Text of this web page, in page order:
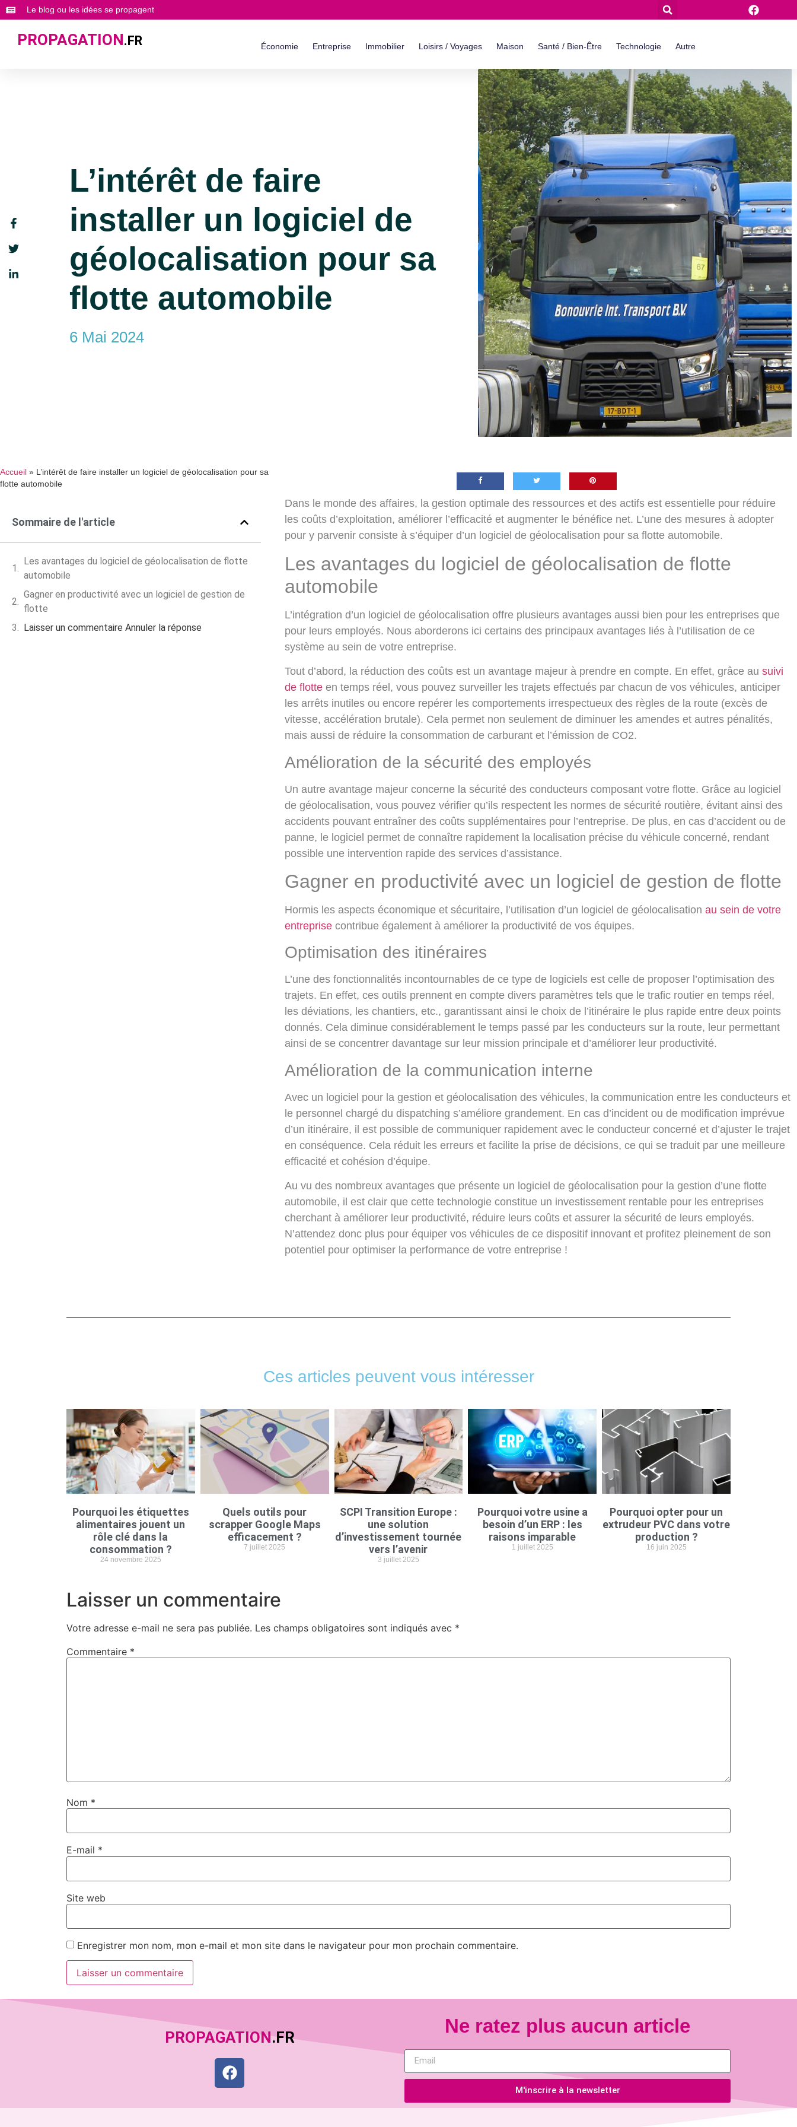
Le blog ou les idées se propagent
PROPAGATION.FR Économie Entreprise Immobilier Loisirs / Voyages Maison Santé / Bien-Être Technologie Autre
L’intérêt de faire
installer un logiciel de
géolocalisation pour sa
flotte automobile
6 Mai 2024
Accueil » L’intérêt de faire installer un logiciel de géolocalisation pour sa
flotte automobile
Sommaire de l'article
Les avantages du logiciel de géolocalisation de flotte
automobile
Gagner en productivité avec un logiciel de gestion de
flotte
Laisser un commentaire Annuler la réponse
Dans le monde des affaires, la gestion optimale des ressources et des actifs est essentielle pour réduire
les coûts d’exploitation, améliorer l’efficacité et augmenter le bénéfice net. L’une des mesures à adopter
pour y parvenir consiste à s’équiper d’un logiciel de géolocalisation pour sa flotte automobile.
Les avantages du logiciel de géolocalisation de flotte
automobile
L’intégration d’un logiciel de géolocalisation offre plusieurs avantages aussi bien pour les entreprises que
pour leurs employés. Nous aborderons ici certains des principaux avantages liés à l’utilisation de ce
système au sein de votre entreprise.
Tout d’abord, la réduction des coûts est un avantage majeur à prendre en compte. En effet, grâce ausuivi
de flotte en temps réel, vous pouvez surveiller les trajets effectués par chacun de vos véhicules, anticiper
les arrêts inutiles ou encore repérer les comportements irrespectueux des règles de la route (excès de
vitesse, accélération brutale). Cela permet non seulement de diminuer les amendes et autres pénalités,
mais aussi de réduire la consommation de carburant et l’émission de CO2.
Amélioration de la sécurité des employés
Un autre avantage majeur concerne la sécurité des conducteurs composant votre flotte. Grâce au logiciel
de géolocalisation, vous pouvez vérifier qu’ils respectent les normes de sécurité routière, évitant ainsi des
accidents pouvant entraîner des coûts supplémentaires pour l’entreprise. De plus, en cas d’accident ou de
panne, le logiciel permet de connaître rapidement la localisation précise du véhicule concerné, rendant
possible une intervention rapide des services d’assistance.
Gagner en productivité avec un logiciel de gestion de flotte
Hormis les aspects économique et sécuritaire, l’utilisation d’un logiciel de géolocalisationau sein de votre
entreprise contribue également à améliorer la productivité de vos équipes.
Optimisation des itinéraires
L’une des fonctionnalités incontournables de ce type de logiciels est celle de proposer l’optimisation des
trajets. En effet, ces outils prennent en compte divers paramètres tels que le trafic routier en temps réel,
les déviations, les chantiers, etc., garantissant ainsi le choix de l’itinéraire le plus rapide entre deux points
donnés. Cela diminue considérablement le temps passé par les conducteurs sur la route, leur permettant
ainsi de se concentrer davantage sur leur mission principale et d’améliorer leur productivité.
Amélioration de la communication interne
Avec un logiciel pour la gestion et géolocalisation des véhicules, la communication entre les conducteurs et
le personnel chargé du dispatching s’améliore grandement. En cas d’incident ou de modification imprévue
d’un itinéraire, il est possible de communiquer rapidement avec le conducteur concerné et d’ajuster le trajet
en conséquence. Cela réduit les erreurs et facilite la prise de décisions, ce qui se traduit par une meilleure
efficacité et cohésion d’équipe.
Au vu des nombreux avantages que présente un logiciel de géolocalisation pour la gestion d’une flotte
automobile, il est clair que cette technologie constitue un investissement rentable pour les entreprises
cherchant à améliorer leur productivité, réduire leurs coûts et assurer la sécurité de leurs employés.
N’attendez donc plus pour équiper vos véhicules de ce dispositif innovant et profitez pleinement de son
potentiel pour optimiser la performance de votre entreprise !
Ces articles peuvent vous intéresser
Pourquoi les étiquettes
alimentaires jouent un
rôle clé dans la
consommation ?
24 novembre 2025
Quels outils pour
scrapper Google Maps
efficacement ?
7 juillet 2025
SCPI Transition Europe :
une solution
d’investissement tournée
vers l’avenir
3 juillet 2025
Pourquoi votre usine a
besoin d’un ERP : les
raisons imparable
1 juillet 2025
Pourquoi opter pour un
extrudeur PVC dans votre
production ?
16 juin 2025
Laisser un commentaire
Votre adresse e-mail ne sera pas publiée. Les champs obligatoires sont indiqués avec *
Commentaire *
Nom *
E-mail *
Site web
Enregistrer mon nom, mon e-mail et mon site dans le navigateur pour mon prochain commentaire.
PROPAGATION.FR
Ne ratez plus aucun article
M'inscrire à la newsletter